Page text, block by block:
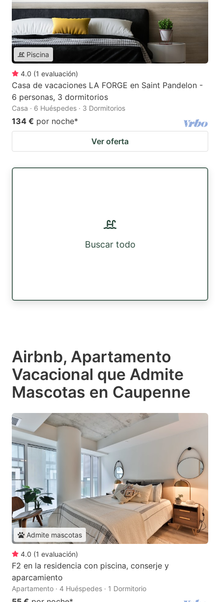
Piscina
4.0 (1 evaluación)
Casa de vacaciones LA FORGE en Saint Pandelon -
6 personas, 3 dormitorios
Casa · 6 Huéspedes · 3 Dormitorios
134 € por noche*
Ver oferta
Buscar todo
Airbnb, Apartamento
Vacacional que Admite
Mascotas en Caupenne
Admite mascotas
4.0 (1 evaluación)
F2 en la residencia con piscina, conserje y
aparcamiento
Apartamento · 4 Huéspedes · 1 Dormitorio